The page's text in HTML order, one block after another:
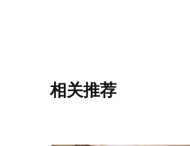
相关推荐